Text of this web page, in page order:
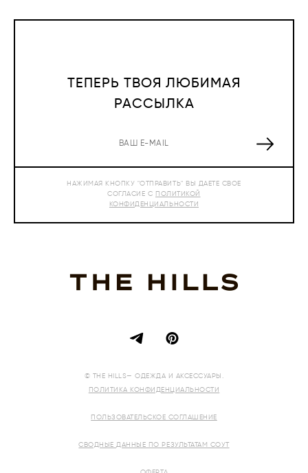
ТЕПЕРЬ ТВОЯ ЛЮБИМАЯ
РАССЫЛКА
НАЖИМАЯ КНОПКУ "ОТПРАВИТЬ" ВЫ ДАЕТЕ СВОЕ
СОГЛАСИЕ С ПОЛИТИКОЙ
КОНФИДЕНЦИАЛЬНОСТИ
© THE HILLS— ОДЕЖДА И АКСЕССУАРЫ.
ПОЛИТИКА КОНФИДЕНЦИАЛЬНОСТИ
ПОЛЬЗОВАТЕЛЬСКОЕ СОГЛАШЕНИЕ
СВОДНЫЕ ДАННЫЕ ПО РЕЗУЛЬТАТАМ СОУТ